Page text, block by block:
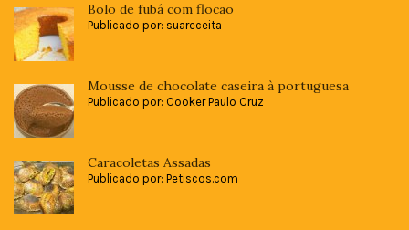
Bolo de fubá com flocão
Publicado por: suareceita
Mousse de chocolate caseira à portuguesa
Publicado por: Cooker Paulo Cruz
Caracoletas Assadas
Publicado por: Petiscos.com